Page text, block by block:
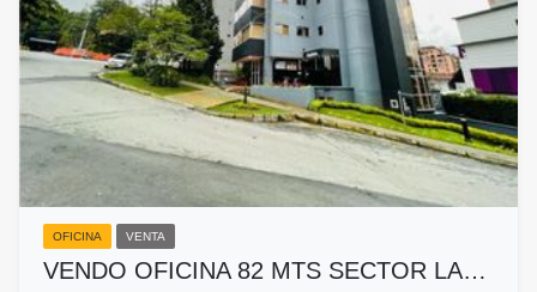
OFICINA VENTA
VENDO OFICINA 82 MTS SECTOR LA…